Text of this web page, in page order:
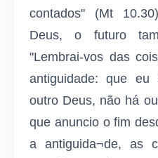
contados" (Mt
Deus, o futuro
"Lembrai-vos das
antiguidade: que
outro Deus, não há
que anuncio o fim
a antiguida¬de, as